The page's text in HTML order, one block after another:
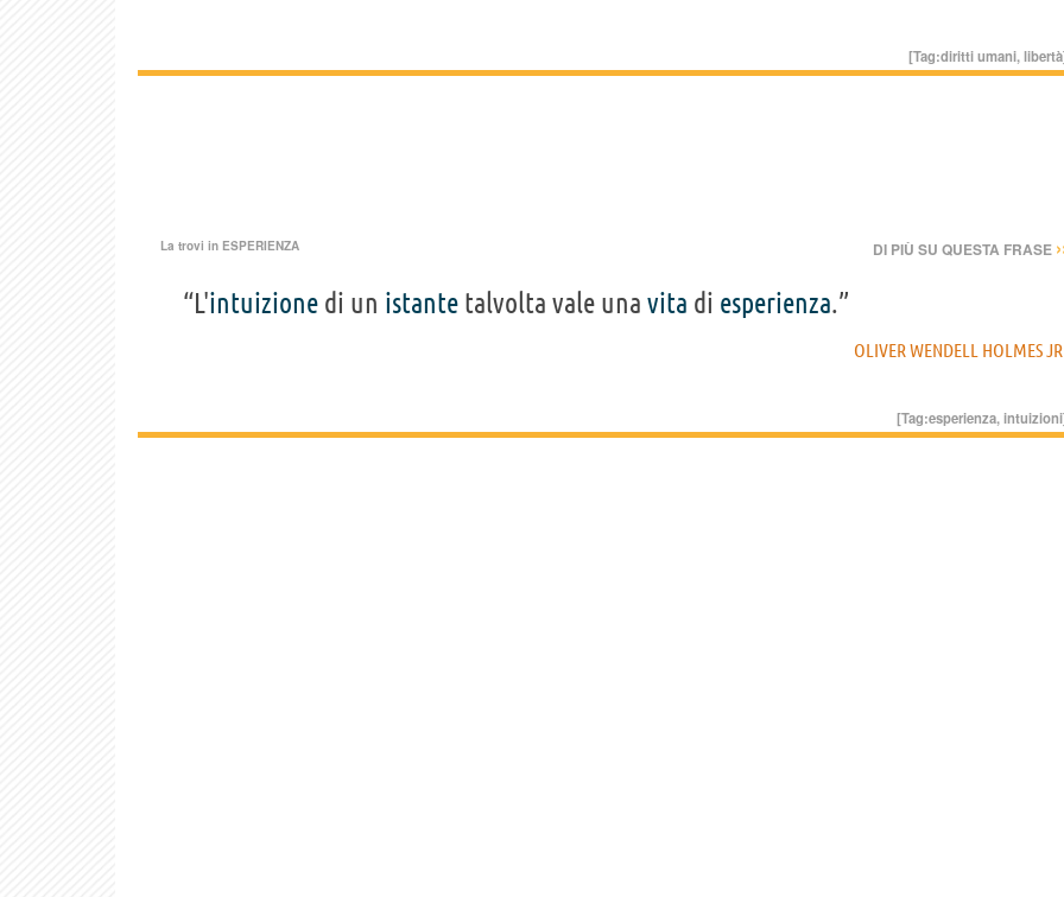
[Tag:diritti umani,libertà
La trovi in ESPERIENZA DI PIÙ SU QUESTA FRASE
“L'intuizione di un istante talvolta vale una vita di esperienza.”
OLIVER WENDELL HOLMES
[Tag:esperienza,intuizioni